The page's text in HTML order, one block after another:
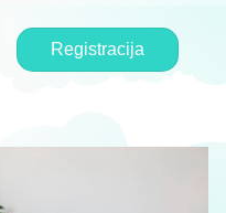
Registracija